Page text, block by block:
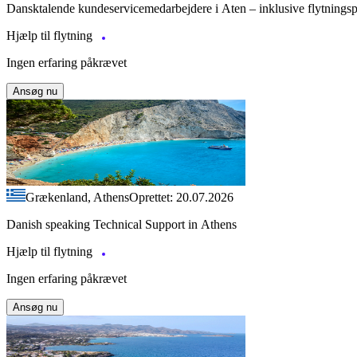
Dansktalende kundeservicemedarbejdere i Aten – inklusive
Hjælp til flytning
Ingen erfaring påkrævet
Ansøg nu
Grækenland, AthensOprettet: 20.07.2026
Danish speaking Technical Support in Athens
Hjælp til flytning
Ingen erfaring påkrævet
Ansøg nu